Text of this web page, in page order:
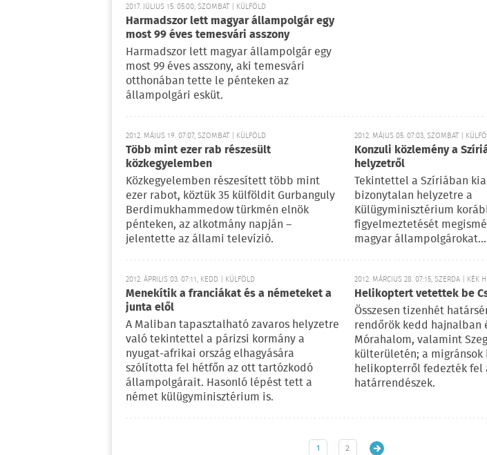
2017. JÚLIUS 15. 05:00, SZOMBAT | KÜLFÖLD
Harmadszor lett magyar állampolgár egy
most 99 éves temesvári asszony
Harmadszor lett magyar állampolgár egy
most 99 éves asszony, aki temesvári
otthonában tette le pénteken az
állampolgári esküt.
2012. MÁJUS 19. 07:07, SZOMBAT | KÜLFÖLD
Több mint ezer rab részesült
közkegyelemben
Közkegyelemben részesített több mint
ezer rabot, köztük 35 külföldit Gurbanguly
Berdimukhammedow türkmén elnök
pénteken, az alkotmány napján –
jelentette az állami televízió.
2012. MÁJUS 05. 07:03, SZOMBAT |
Konzuli közlemény a
helyzetről
Tekintettel a Szíriában
bizonytalan helyzetre a
Külügyminisztérium
figyelmeztetését
magyar állampolgárokat...
2012. ÁPRILIS 03. 07:11, KEDD | KÜLFÖLD
Menekítik a franciákat és a németeket a
junta elől
A Maliban tapasztalható zavaros helyzetre
való tekintettel a párizsi kormány a
nyugat-afrikai ország elhagyására
szólította fel hétfőn az ott tartózkodó
állampolgárait. Hasonló lépést tett a
német külügyminisztérium is.
2012. MÁRCIUS 28. 07:15, SZERDA | KÉK
Helikoptert vetettek be
Összesen tizenhét
rendőrök kedd hajnalban
Mórahalom, valamint
külterületén; a
helikopterről fedezték fel
határrendészek.
1 2